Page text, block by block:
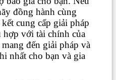
đồng hành cùng
cung cấp giải pháp
hợp với tài chính của
đến giải pháp và
nhất cho bạn và gia